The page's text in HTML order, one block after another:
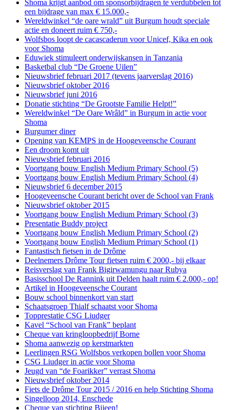
Shoma krijgt aanbod om sponsorbijdragen te verdubbelen tot
een bijdrage van max € 15.000,-
Wereldwinkel “de oare wrald” uit Burgum houdt speciale
actie en doneert ruim € 750,-
Wolfsbos loopt de cacascaderun voor Unicef, Kika en ook
voor Shoma
Eduwiek stimuleert onderwijskansen in Tanzania
Basketbal club “De Groene Uilen”
Nieuwsbrief februari 2017 (tevens jaarverslag 2016)
Nieuwsbrief oktober 2016
Nieuwsbrief juni 2016
Donatie stichting “De Grootste Familie Helpt!”
Wereldwinkel “De Oare Wrâld” in Burgum in actie voor
Shoma
Burgumer diner
Opening van KEMPS in de Hoogeveensche Courant
Een droom komt uit
Nieuwsbrief februari 2016
Voortgang bouw English Medium Primary School (5)
Voortgang bouw English Medium Primary School (4)
Nieuwsbrief 6 december 2015
Hoogeveensche Courant bericht over de School van Frank
Nieuwsbrief oktober 2015
Voortgang bouw English Medium Primary School (3)
Presentatie Buddy project
Voortgang bouw English Medium Primary School (2)
Voortgang bouw English Medium Primary School (1)
Fantastisch fietsen in de Drôme
Deelnemers Drôme Tour fietsen ruim € 2000,- bij elkaar
Reisverslag van Frank Bigirwamungu naar Rubya
Basisschool De Rannink uit Delden haalt ruim € 2.000,- op!
Artikel in Hoogeveensche Courant
Bouw school binnenkort van start
Schaatsgroep Thialf schaatst voor Shoma
Topprestatie CSG Liudger
Kavel “School van Frank” beplant
Cheque van kringloopbedrijf Borne
Shoma aanwezig op kerstmarkten
Leerlingen RSG Wolfsbos verkopen bollen voor Shoma
CSG Liudger in actie voor Shoma
Jeugd van “de Foarikker” verrast Shoma
Nieuwsbrief oktober 2014
Fiets de Drôme Tour 2015 / 2016 en help Stichting Shoma
Singelloop 2014, Enschede
Cheque van stichting Bijeen!